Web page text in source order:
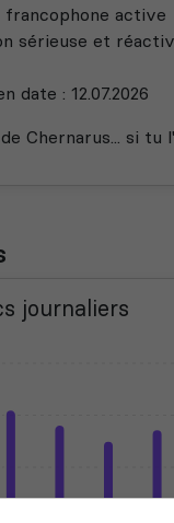
francophone active
sérieuse et
date : 12.07.2026
Chernarus... si tu
journaliers